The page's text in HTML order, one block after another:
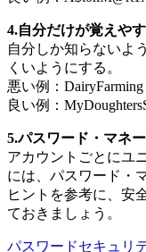
4.自分だけが覚えや
自分しか知らないよ
くいようにする。
悪い例：DairyFarming
良い例：
5.パスワード・マネ
アカウントごとにユ
には、パスワード・
ヒントを参考に、安
ておきましょう。
パスワードセキュリ